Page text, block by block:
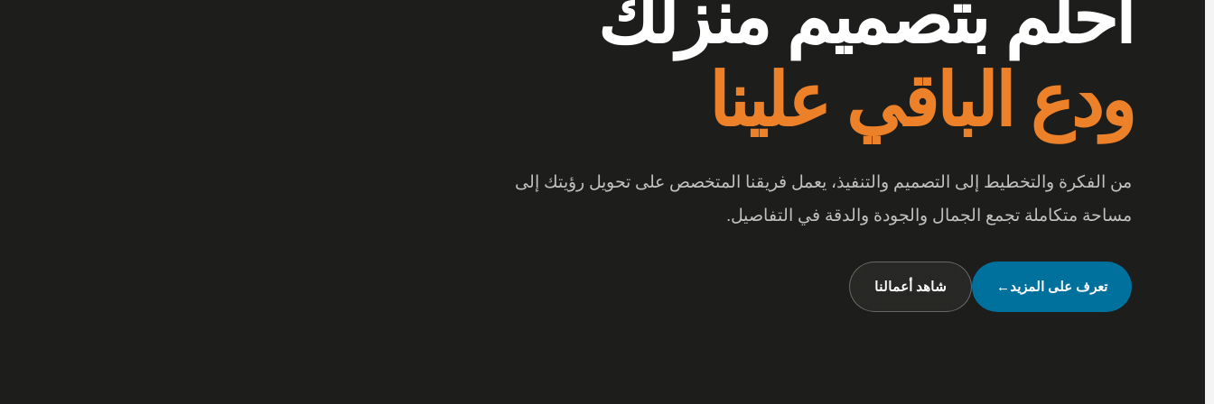
أرقى المفروشات
بتفاصيل تصنع الفرق
عندما تجتمع أرقى المفروشات مع جودة الخامات والتصميم المبتكر، تتحول المساحة إلى تجربة
متكاملة تعكس شخصيتك وأسلوب حياتك.
شاهد تصميماتنا← تواصل معنا